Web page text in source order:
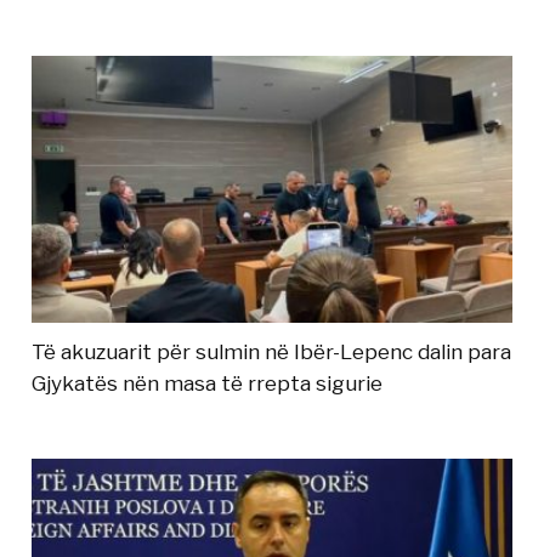
Të akuzuarit për sulmin në Ibër-Lepenc dalin para
Gjykatës nën masa të rrepta sigurie